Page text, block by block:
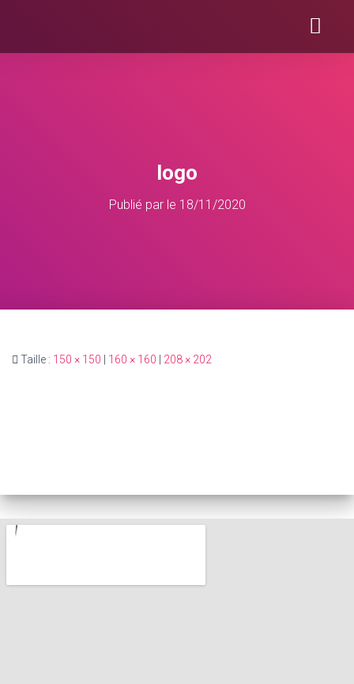
logo
Publié par le 18/11/2020
Taille : 150 × 150 160 × 160 208 × 202